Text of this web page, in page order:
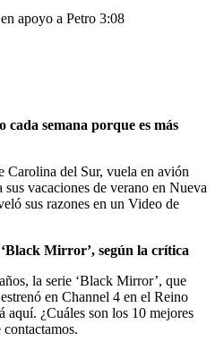
apoyo a Petro 3:08
cada semana porque es más
Carolina del Sur, vuela en avión
sus vacaciones de verano en Nueva
sus razones en un Video de
Mirror’, según la crítica
la serie ‘Black Mirror’, que
en Channel 4 en el Reino
aquí. ¿Cuáles son los 10 mejores